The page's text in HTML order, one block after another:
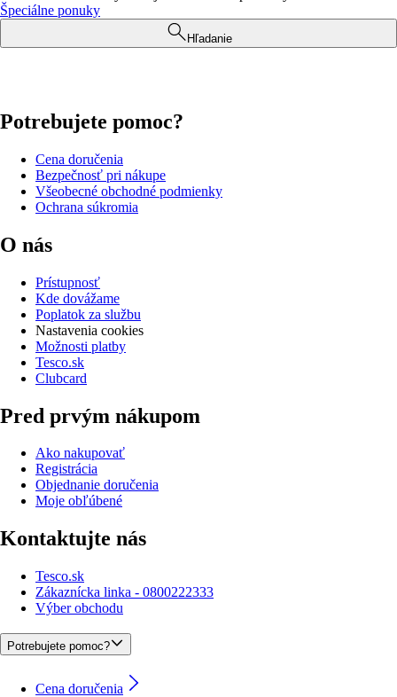
Špeciálne ponuky
Hľadanie
Potrebujete pomoc?
Cena doručenia
Bezpečnosť pri nákupe
Všeobecné obchodné podmienky
Ochrana súkromia
O nás
Prístupnosť
Kde dovážame
Poplatok za službu
Nastavenia cookies
Možnosti platby
Tesco.sk
Clubcard
Pred prvým nákupom
Ako nakupovať
Registrácia
Objednanie doručenia
Moje obľúbené
Kontaktujte nás
Tesco.sk
Zákaznícka linka - 0800222333
Výber obchodu
Potrebujete pomoc?
Cena doručenia